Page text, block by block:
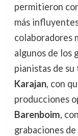
permitieron
más
colaboradores
algunos de los
pianistas de
Karajan, con
producciones
Barenboim,
grabaciones de